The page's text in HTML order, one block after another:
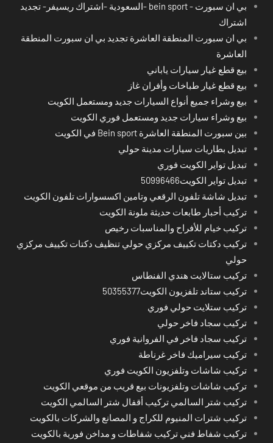
بي ان سبورت - bein sport -السعودية -اشتراك ريسيفر- تجديد
اشتراك
بي ان سبورت المنطقة العاشرة تجديد بي ان سبورت المنطقة
العاشرة
بيع قطع غيار سيارات ياباني
بيع قطع غيار طباخات وأفران غاز
بيع وشراء جميع أنواع السيارات جديد ومستعمل الكويت
بيع وشراء سيارات جديد ومستعمل فوري الكويت
بين سبورت المنطقة العاشرة Bein sport في الكويت
تبديل بطاريات سيارات مدينة حولي
تبديل تواير الكويت فوري
تبديل تواير الكويت50996466
تبديل شاشة تلفون الرقعي وتامين اكسسوارات تلفون الكويت
تركيب أحبار طابعات حديثة ملونة الكويت
تركيب خيام للأفراح والمناسبات رخيص
تركيب دكتات تكييف مركزي حولي تنظيف دكتات تكييف مركزي
حولي
تركيب ستالايت هندي الفنطاس
تركيب ستاند تلفزيون الكويت50355377
تركيب ستلايت حولي فوري
تركيب سجاد فاخر حولي
تركيب سجاد فاخر في الفروانية فوري
تركيب سيراميك فاخر غرناطة
تركيب شاشات وتلفزيون الكويت فوري
تركيب شاشات وتلفزيونات بيع قريب من موقعي الكويت
تركيب شتر السالمي تركيب أقفال شتر السالمي الكويت
تركيب شترات المنيوم للكراج و المصانع والشركات بالكويت
تركيب شفاط فني تركيب شفاطات و مداخن فورية بالكويت